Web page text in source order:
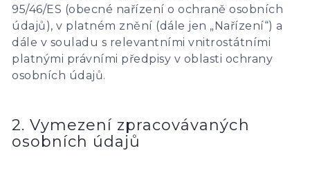
95/46/ES (obecné nařízení o ochraně osobních
údajů), v platném znění (dále jen „Nařízení“) a
dále v souladu s relevantními vnitrostátními
platnými právními předpisy v oblasti ochrany
osobních údajů.
2. Vymezení zpracovávaných
osobních údajů